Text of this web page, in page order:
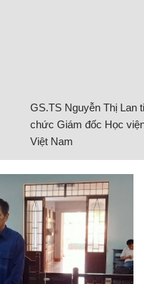
GS.TS Nguyễn Thị Lan
chức Giám đốc Học
Việt Nam